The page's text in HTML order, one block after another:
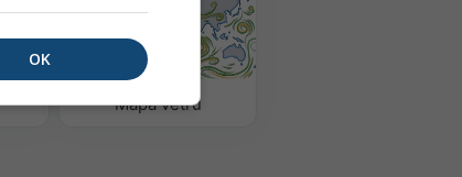
Mapa větru
OK